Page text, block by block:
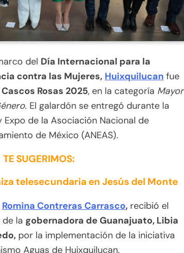
del Día Internacional para la
contra las Mujeres, Huixquilucan fue
Rosas 2025, en la categoría Mayor
. El galardón se entregó durante la
Expo de la Asociación Nacional de
de México (ANEAS).
TE SUGERIMOS:
telesecundaria en Jesús del Monte
Romina Contreras Carrasco, recibió el
la gobernadora de Guanajuato, Libia
por la implementación de la iniciativa
Aguas de Huixquilucan.